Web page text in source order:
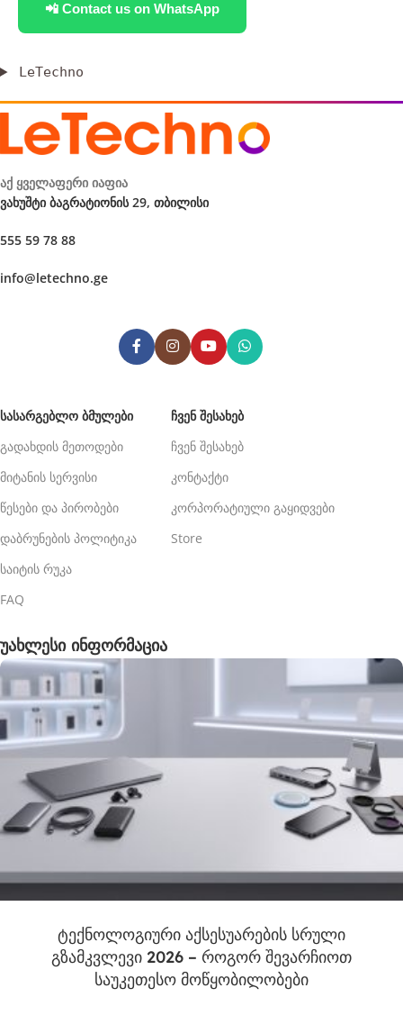
📲 Contact us on WhatsApp
LeTechno
აქ ყველაფერი იაფია
ვახუშტი ბაგრატიონის 29, თბილისი
555 59 78 88
info@letechno.ge
ᲡᲐᲡᲐᲠᲒᲔᲑᲚᲝ ᲑᲛᲣᲚᲔᲑᲘ
გადახდის მეთოდები
მიტანის სერვისი
წესები და პირობები
დაბრუნების პოლიტიკა
საიტის რუკა
FAQ
ᲩᲕᲔᲜ ᲨᲔᲡᲐᲮᲔᲑ
ჩვენ შესახებ
კონტაქტი
კორპორატიული გაყიდვები
Store
უახლესი ინფორმაცია
ტექნოლოგიური აქსესუარების სრული
გზამკვლევი 2026 – როგორ შევარჩიოთ
საუკეთესო მოწყობილობები